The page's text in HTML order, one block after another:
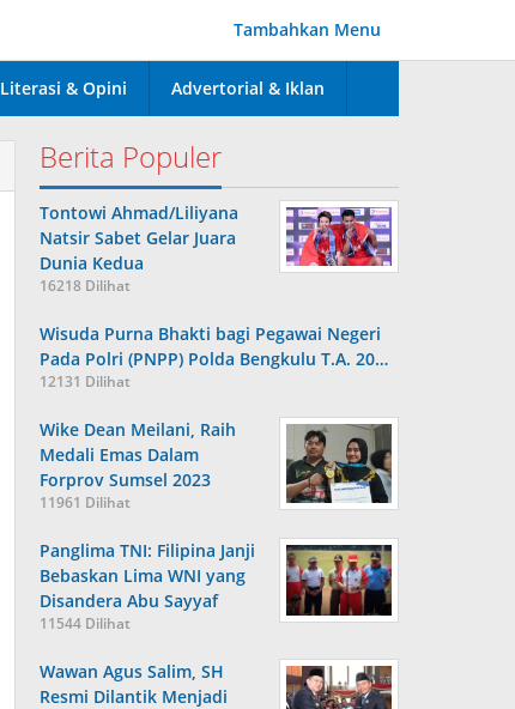
Tambahkan Menu
Literasi & Opini Advertorial & Iklan
Berita Populer
Tontowi Ahmad/Liliyana
Natsir Sabet Gelar Juara
Dunia Kedua
16218 Dilihat
Wisuda Purna Bhakti bagi Pegawai Negeri
Pada Polri (PNPP) Polda Bengkulu T.A. 20…
12131 Dilihat
Wike Dean Meilani, Raih
Medali Emas Dalam
Forprov Sumsel 2023
11961 Dilihat
Panglima TNI: Filipina Janji
Bebaskan Lima WNI yang
Disandera Abu Sayyaf
11544 Dilihat
Wawan Agus Salim, SH
Resmi Dilantik Menjadi